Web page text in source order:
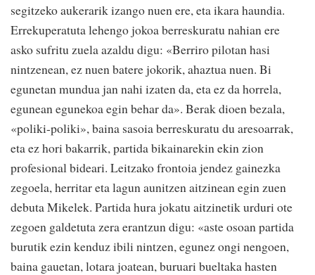
segitzeko aukerarik izango nuen ere, eta ikara haundia.
Errekuperatuta lehengo jokoa berreskuratu nahian ere
asko sufritu zuela azaldu digu: «Berriro pilotan hasi
nintzenean, ez nuen batere jokorik, ahaztua nuen. Bi
egunetan mundua jan nahi izaten da, eta ez da horrela,
egunean egunekoa egin behar da». Berak dioen bezala,
«poliki-poliki», baina sasoia berreskuratu du aresoarrak,
eta ez hori bakarrik, partida bikainarekin ekin zion
profesional bideari. Leitzako frontoia jendez gainezka
zegoela, herritar eta lagun aunitzen aitzinean egin zuen
debuta Mikelek. Partida hura jokatu aitzinetik urduri ote
zegoen galdetuta zera erantzun digu: «aste osoan partida
burutik ezin kenduz ibili nintzen, egunez ongi nengoen,
baina gauetan, lotara joatean, buruari bueltaka hasten